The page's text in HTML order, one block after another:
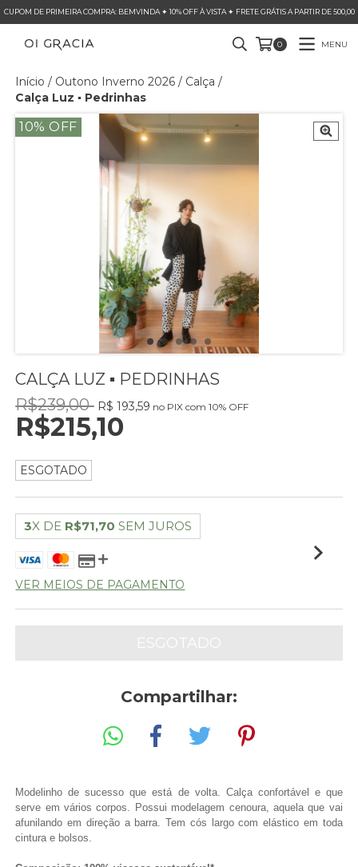
CUPOM DE PRIMEIRA COMPRA: BEMVINDA ✦ 10% OFF À VISTA ✦ FRETE GRÁTIS A PARTIR DE 500,00
0 MENU
Início / Outono Inverno 2026 / Calça /
Calça Luz ▪ Pedrinhas
10% OFF
CALÇA LUZ ▪ PEDRINHAS
R$239,00 R$ 193,59 no PIX com 10% OFF
R$215,10
ESGOTADO
3X DE R$71,70 SEM JUROS
VER MEIOS DE PAGAMENTO
Compartilhar:
Modelinho de sucesso que está de volta. Calça confortável e que
serve em vários corpos. Possui modelagem cenoura, aquela que vai
afunilando em direção a barra. Tem cós largo com elástico em toda
cintura e bolsos.